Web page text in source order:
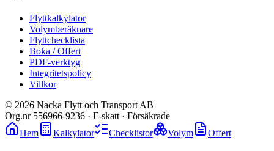
Flyttkalkylator
Volymberäknare
Flyttchecklista
Boka / Offert
PDF-verktyg
Integritetspolicy
Villkor
© 2026 Nacka Flytt och Transport AB
Org.nr 556966-9236 · F-skatt · Försäkrade
Hem
Kalkylator Checklistor Volym Offert